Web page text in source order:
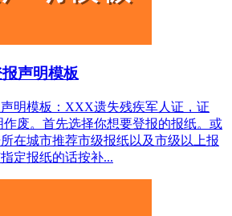
声明模板
明模板：XXX遗失残疾军人证，证
废。首先选择你想要登报的报纸。或
在城市推荐市级报纸以及市级以上报
定报纸的话按补...